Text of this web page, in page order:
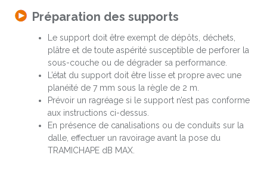
Préparation des supports
Le support doit être exempt de dépôts, déchets,
plâtre et de toute aspérité susceptible de perforer la
sous-couche ou de dégrader sa performance.
L’état du support doit être lisse et propre avec une
planéité de 7 mm sous la règle de 2 m.
Prévoir un ragréage si le support n’est pas conforme
aux instructions ci-dessus.
En présence de canalisations ou de conduits sur la
dalle, effectuer un ravoirage avant la pose du
TRAMICHAPE dB MAX.